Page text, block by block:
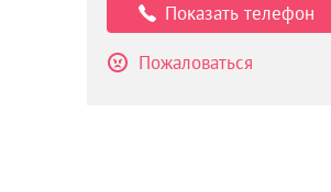
Показать телефон
Пожаловаться